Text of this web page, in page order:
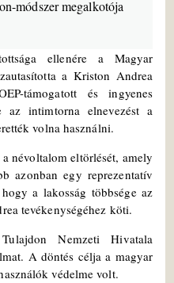
módszer megalkotója
ellenére a Magyar
a Kriston Andrea
támogatott és ingyenes
az intimtorna elnevezést a
volna használni.
névoltalom eltörlését, amely
azonban egy reprezentatív
a lakosság többsége az
tevékenységéhez köti.
Nemzeti Hivatala
A döntés célja a magyar
védelme volt.